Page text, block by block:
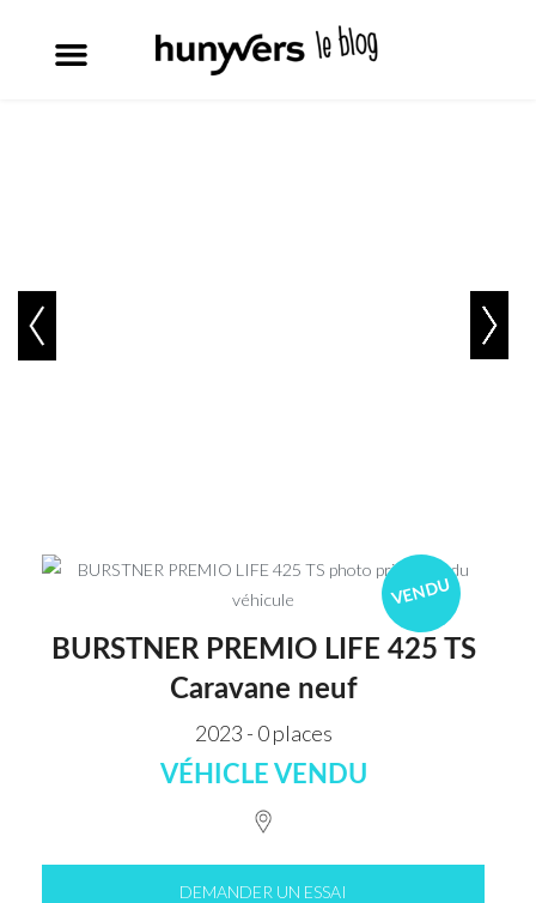
VENDU
BURSTNER PREMIO LIFE 425 TS
Caravane neuf
2023 - 0 places
VÉHICLE VENDU
DEMANDER UN ESSAI